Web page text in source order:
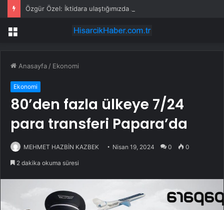
Menü
Anasayfa / Ekonomi
Ekonomi
80’den fazla ülkeye 7/24
para transferi Papara’da
MEHMET HAZBİN KAZBEK Nisan 19, 2024 0 0
2 dakika okuma süresi